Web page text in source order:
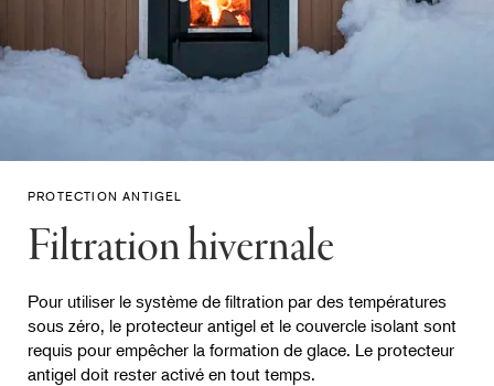
PROTECTION ANTIGEL
Filtration hivernale
Pour utiliser le système de filtration par des températures
sous zéro, le protecteur antigel et le couvercle isolant sont
requis pour empêcher la formation de glace. Le protecteur
antigel doit rester activé en tout temps.